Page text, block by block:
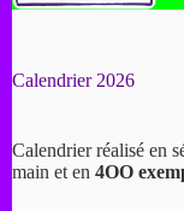
Calendrier 2026
Calendrier réalisé en
main et en 4OO